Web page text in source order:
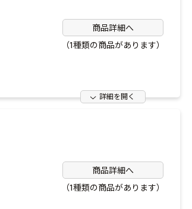
商品詳細へ
（1種類の商品があります）
詳細を開く
商品詳細へ
（1種類の商品があります）